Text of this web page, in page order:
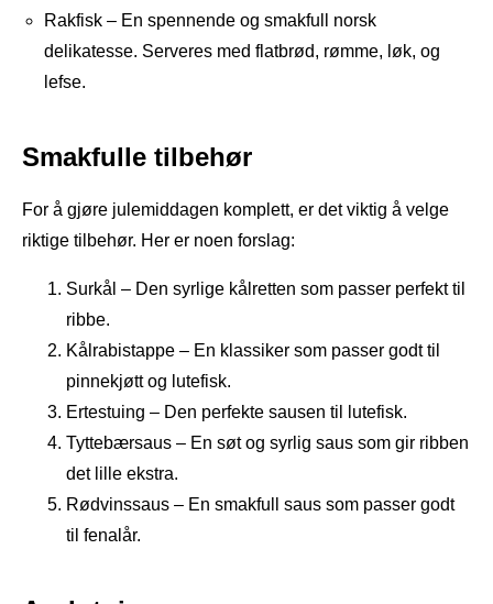
Rakfisk – En spennende og smakfull norsk
delikatesse. Serveres med flatbrød, rømme, løk, og
lefse.
Smakfulle tilbehør
For å gjøre julemiddagen komplett, er det viktig å velge
riktige tilbehør. Her er noen forslag:
Surkål – Den syrlige kålretten som passer perfekt til
ribbe.
Kålrabistappe – En klassiker som passer godt til
pinnekjøtt og lutefisk.
Ertestuing – Den perfekte sausen til lutefisk.
Tyttebærsaus – En søt og syrlig saus som gir ribben
det lille ekstra.
Rødvinssaus – En smakfull saus som passer godt
til fenalår.